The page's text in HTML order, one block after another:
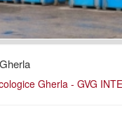
Gherla - GVG